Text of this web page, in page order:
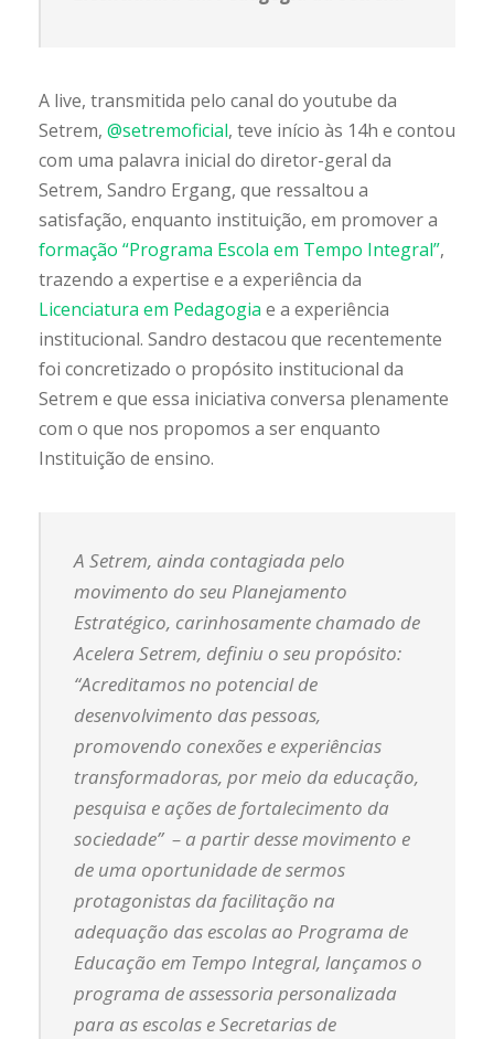
A live, transmitida pelo canal do youtube da
Setrem, @setremoficial, teve início às 14h e contou
com uma palavra inicial do diretor-geral da
Setrem, Sandro Ergang, que ressaltou a
satisfação, enquanto instituição, em promover a
formação “Programa Escola em Tempo Integral”,
trazendo a expertise e a experiência da
Licenciatura em Pedagogia e a experiência
institucional. Sandro destacou que recentemente
foi concretizado o propósito institucional da
Setrem e que essa iniciativa conversa plenamente
com o que nos propomos a ser enquanto
Instituição de ensino.
A Setrem, ainda contagiada pelo
movimento do seu Planejamento
Estratégico, carinhosamente chamado de
Acelera Setrem, definiu o seu propósito:
“Acreditamos no potencial de
desenvolvimento das pessoas,
promovendo conexões e experiências
transformadoras, por meio da educação,
pesquisa e ações de fortalecimento da
sociedade” – a partir desse movimento e
de uma oportunidade de sermos
protagonistas da facilitação na
adequação das escolas ao Programa de
Educação em Tempo Integral, lançamos o
programa de assessoria personalizada
para as escolas e Secretarias de